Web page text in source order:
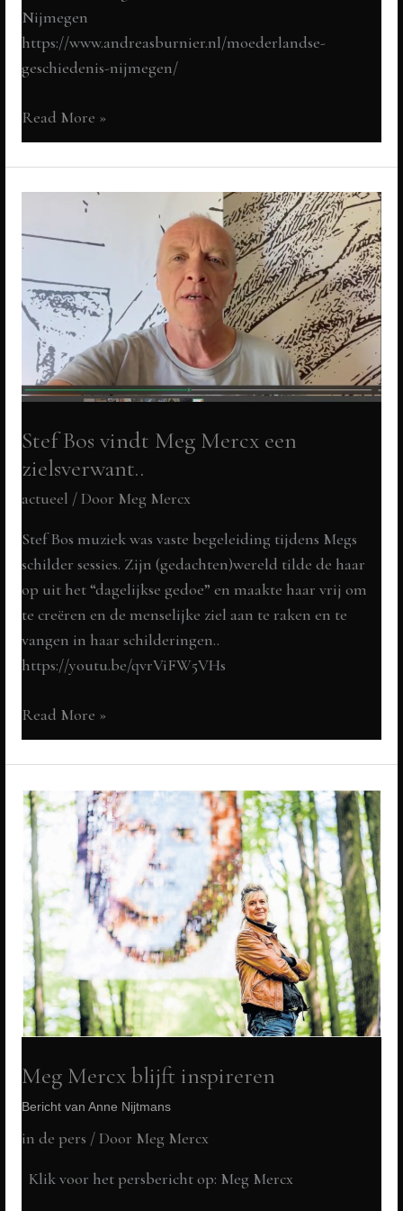
Nijmegen
https://www.andreasburnier.nl/moederlandse-
geschiedenis-nijmegen/
Moederlandse
Geschiedenis
Read More »
Stef Bos vindt Meg Mercx een
zielsverwant..
actueel / Door Meg Mercx
Stef Bos muziek was vaste begeleiding tijdens Megs
schilder sessies. Zijn (gedachten)wereld tilde de haar
op uit het “dagelijkse gedoe” en maakte haar vrij om
te creëren en de menselijke ziel aan te raken en te
vangen in haar schilderingen..
https://youtu.be/qvrViFW5VHs
Stef
Bos
vindt
Meg
Mercx
een
zielsverwant..
Read More »
Meg Mercx blijft inspireren
Bericht van Anne Nijtmans
in de pers / Door Meg Mercx
Klik voor het persbericht op: Meg Mercx